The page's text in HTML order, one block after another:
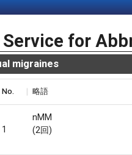
for
migraines
No. 略語
1
nMM
(2回)